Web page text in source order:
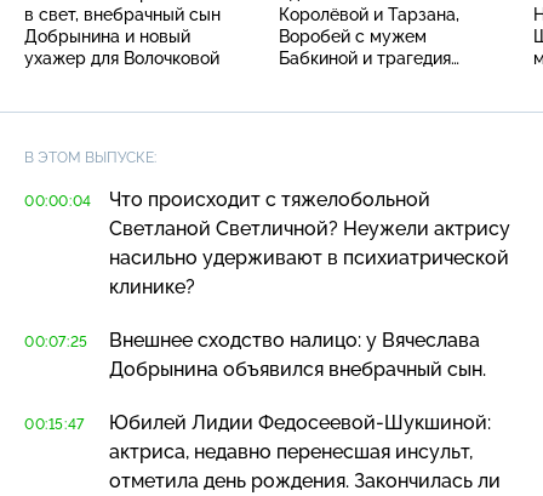
в свет, внебрачный сын
Добрынина и новый
ухажер для Волочковой
Королёвой и Тарзана,
Воробей с мужем
Бабкиной и трагедия
В ЭТОМ ВЫПУСКЕ:
00:00:04
Что происходит с тяжелобольной
Светланой Светличной? Неужели актрису
насильно удерживают в психиатрической
клинике?
00:07:25
Внешнее сходство налицо: у Вячеслава
Добрынина объявился внебрачный сын.
00:15:47 Юбилей Лидии Федосеевой-Шукшиной:
актриса, недавно перенесшая инсульт,
отметила день рождения. Закончилась ли